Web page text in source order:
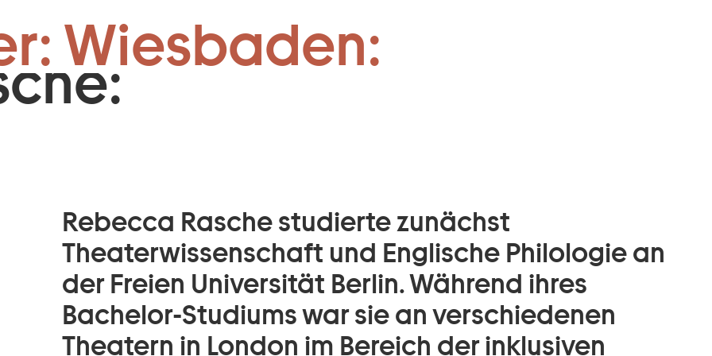
Zum Footer springen
Wiesbaden:
Vermittlung JUST:
Rebecca Rasche studierte zunächst
Theaterwissenschaft und Englische Philologie an
der Freien Universität Berlin. Während ihres
Bachelor-Studiums war sie an verschiedenen
Theatern in London im Bereich der inklusiven